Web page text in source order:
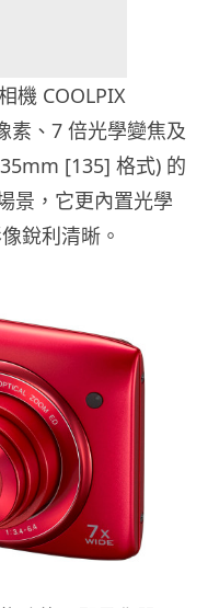
機 COOLPIX
素、7 倍光學變焦及
[135] 格式) 的
景，它更內置光學
銳利清晰。